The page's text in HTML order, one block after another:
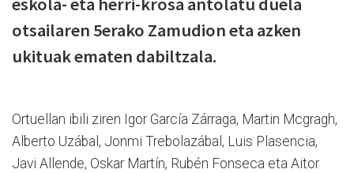
otsailaren 5erako Zamudion eta azken
ukituak ematen dabiltzala.
Ortuellan ibili ziren Igor García Zárraga, Martin Mcgragh,
Alberto Uzábal, Jonmi Trebolazábal, Luis Plasencia,
Javi Allende, Oskar Martín, Rubén Fonseca eta Aitor